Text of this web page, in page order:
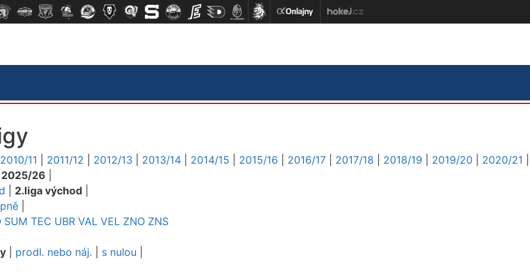
2010/11 2011/12 2012/13 2013/14 2014/15 2015/16 2016/17 2017/18 2018/19 2019/20 2020/21
2025/26
2.liga východ
SUM TEC UBR VAL VEL ZNO ZNS
prodl. nebo náj. s nulou